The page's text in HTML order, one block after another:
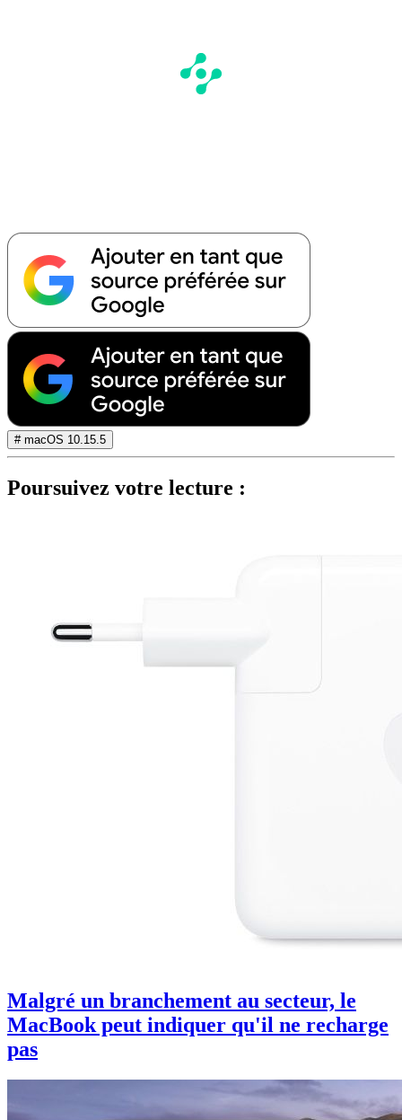
# macOS 10.15.5
Poursuivez votre lecture :
Malgré un branchement au secteur, le
MacBook peut indiquer qu'il ne recharge
pas